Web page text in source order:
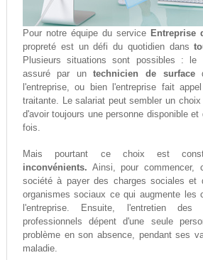
Pour notre équipe du service Entreprise
propreté est un défi du quotidien dans
Plusieurs situations sont possibles : le
assuré par untechnicien de surface
l'entreprise, ou bien l'entreprise fait
traitante. Le salariat peut sembler un
d'avoir toujours une personne disponible
fois.
Mais pourtant ce choix est
inconvénients. Ainsi, pour commencer,
société à payer des charges sociales et
organismes sociaux ce qui augmente les
l'entreprise. Ensuite, l'entretien
professionnels dépent d'une seule
problème en son absence, pendant ses
maladie.